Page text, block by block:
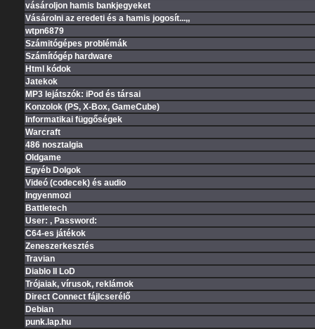
vásároljon hamis bankjegyeket
Vásárolni az eredeti és a hamis jogosít...,,
wtpn6879
Számitógépes problémák
Számítógép hardware
Html kódok
Jatekok
MP3 lejátszók: iPod és társai
Konzolok (PS, X-Box, GameCube)
Informatikai függőségek
Warcraft
486 nosztalgia
Oldgame
Egyéb Dolgok
Videó (codecek) és audio
Ingyenmozi
Battletech
User: , Password:
C64-es játékok
Zeneszerkesztés
Travian
Diablo II LoD
Trójaiak, vírusok, reklámok
Direct Connect fájlcserélő
Debian
punk.lap.hu